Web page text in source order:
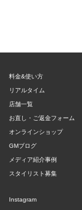
料金&使い方
リアルタイム
店舗一覧
お直し・ご返金フォーム
オンラインショップ
GMブログ
メディア紹介事例
スタイリスト募集
Instagram